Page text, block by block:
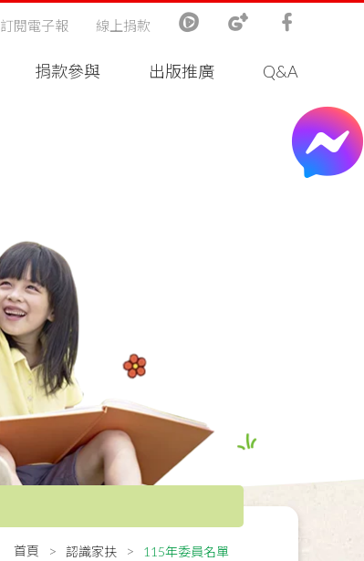
捐款參與 出版推廣 Q&A
訂閱電子報 線上捐款
首頁 認識家扶 115年委員名單